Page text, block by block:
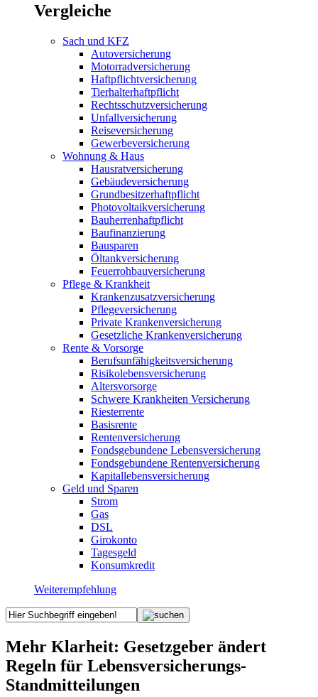
Vergleiche
Sach und KFZ
Autoversicherung
Motorradversicherung
Haftpflichtversicherung
Tierhalterhaftpflicht
Rechtsschutzversicherung
Unfallversicherung
Reiseversicherung
Gewerbeversicherung
Wohnung & Haus
Hausratversicherung
Gebäudeversicherung
Grundbesitzerhaftpflicht
Photovoltaikversicherung
Bauherrenhaftpflicht
Baufinanzierung
Bausparen
Öltankversicherung
Feuerrohbauversicherung
Pflege & Krankheit
Krankenzusatzversicherung
Pflegeversicherung
Private Krankenversicherung
Gesetzliche Krankenversicherung
Rente & Vorsorge
Berufs­unfähigkeitsversicherung
Risikolebensversicherung
Altersvorsorge
Schwere Krankheiten Versicherung
Riesterrente
Basisrente
Rentenversicherung
Fondsgebundene Lebensversicherung
Fondsgebundene Rentenversicherung
Kapitallebensversicherung
Geld und Sparen
Strom
Gas
DSL
Girokonto
Tagesgeld
Konsumkredit
Weiterempfehlung
Mehr Klarheit: Gesetzgeber ändert
Regeln für Lebensversicherungs-
Standmitteilungen